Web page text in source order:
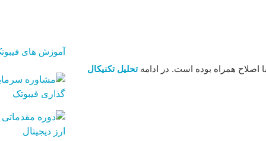
تحلیل تکنیکال
آموزش های